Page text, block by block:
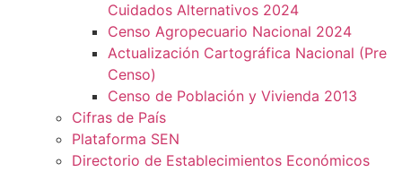
Cuidados Alternativos 2024
Censo Agropecuario Nacional 2024
Actualización Cartográfica Nacional (Pre
Censo)
Censo de Población y Vivienda 2013
Cifras de País
Plataforma SEN
Directorio de Establecimientos Económicos